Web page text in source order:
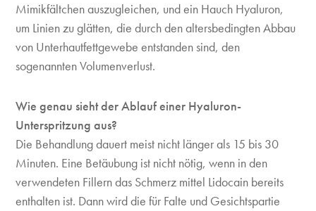
Mimikfältchen auszugleichen, und ein Hauch Hyalu­ron,
um Linien zu glätten, die durch den altersbedingten Abbau
von Unter­hautfettgewebe entstanden sind, den
sogenannten Volumenverlust.
Wie genau sieht der Ablauf einer Hyaluron-
Unterspritzung aus?
Die Behandlung dauert meist nicht länger als 15 bis 30
Minuten. Eine Betäubung ist nicht nötig, wenn in den
verwendeten Fillern das Schmerz­ mittel Lidocain bereits
enthalten ist. Dann wird die für Falte und Gesichts­partie